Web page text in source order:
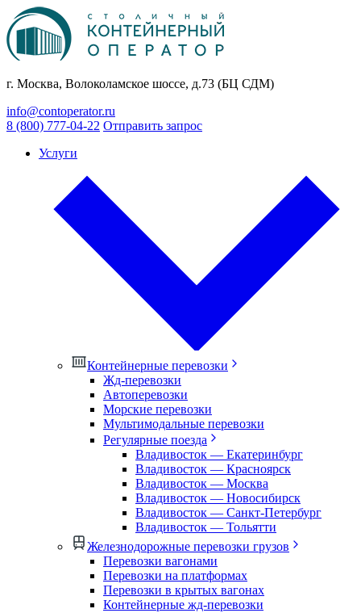
г. Москва, Волоколамское шоссе, д.73 (БЦ СДМ)
info@contoperator.ru
8 (800) 777-04-22 Отправить запрос
Услуги
Контейнерные перевозки
Жд-перевозки
Автоперевозки
Морские перевозки
Мультимодальные перевозки
Регулярные поезда
Владивосток — Екатеринбург
Владивосток — Красноярск
Владивосток — Москва
Владивосток — Новосибирск
Владивосток — Санкт-Петербург
Владивосток — Тольятти
Железнодорожные перевозки грузов
Перевозки вагонами
Перевозки на платформах
Перевозки в крытых вагонах
Контейнерные жд-перевозки